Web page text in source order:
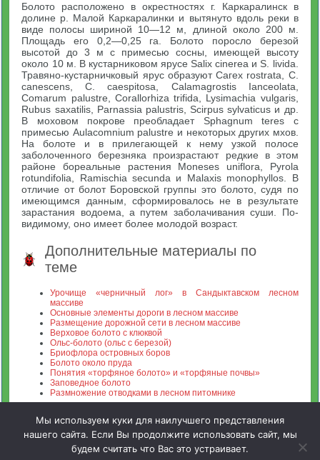
Болото расположено в окрестностях г. Каркаралинск в
долине р. Малой Каркаралинки и вытянуто вдоль реки в
виде полосы шириной 10—12 м, длиной около 200 м.
Площадь его 0,2—0,25 га. Болото поросло березой
высотой до 3 м с примесью сосны, имеющей высоту
около 10 м. В кустарниковом ярусе Salix cinerea и S. livida.
Травяно-кустарничковый ярус образуют Сагех rostrata, С.
canescens, С. caespitosa, Calamagrostis Ianceolata,
Comarum palustre, Corallorhiza trifida, Lysimachia vulgaris,
Rubus saxatilis, Parnassia palustris, Scirpus sylvaticus и др.
В моховом покрове преобладает Sphagnum teres с
примесью Aulacomnium palustre и некоторых других мхов.
На болоте и в прилегающей к нему узкой полосе
заболоченного березняка произрастают редкие в этом
районе бореальные растения Moneses uniflora, Pyrola
rotundifolia, Ramischia secunda и Malaxis monophyllos. В
отличие от болот Боровской группы это болото, судя по
имеющимся данным, сформировалось не в результате
зарастания водоема, а путем заболачивания суши. По-
видимому, оно имеет более молодой возраст.
Дополнительные материалы по
теме
Урочище «черничный лог» в Сандыктавском лесном
массиве
Основные элементы дороги в лесном массиве
Размещение дорожной сети в лесном массиве
Верховое болото с клюквой
Ольс-болото (ольс с березой)
Бриофлора островных боров
Болото около пруда
Понятия «торфяное болото» и «торфяные почвы»
Заповедное болото
Размножение отводками в лесном питомнике
Зооинженерный факультет МСХА. Неофициальный сайт
Мы используем куки для наилучшего представления
нашего сайта. Если Вы продолжите использовать сайт, мы
будем считать что Вас это устраивает.